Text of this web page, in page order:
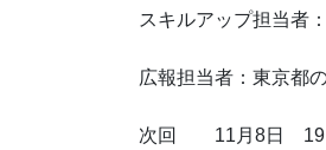
スキルアップ担当者：
広報担当者：東京都
次回 11月8日 19：